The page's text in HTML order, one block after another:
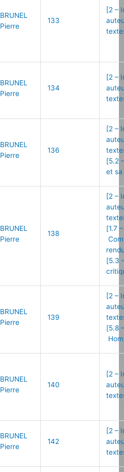
BRUNEL
Pierre
133
[2 –
BRUNEL
Pierre
134
[2 –
BRUNEL
Pierre
136
[2 –
[5.2
et
BRUNEL
Pierre
138
[2 –
[1.7 –
[5.3
BRUNEL
Pierre
139
[2 –
[5.8
BRUNEL
Pierre
140
[2 –
BRUNEL
Pierre
142
[2 –